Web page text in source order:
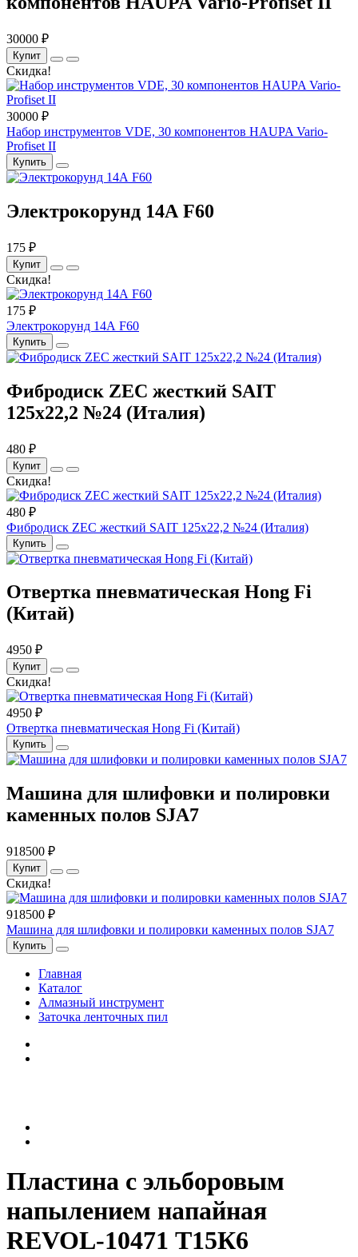
30000 ₽
Купит
Скидка!
30000 ₽
Набор инструментов VDE, 30 компонентов HAUPA Vario-
Profiset II
Купить
Электрокорунд 14А F60
175 ₽
Купит
Скидка!
175 ₽
Электрокорунд 14А F60
Купить
Фибродиск ZEC жесткий SAIT
125х22,2 №24 (Италия)
480 ₽
Купит
Скидка!
480 ₽
Фибродиск ZEC жесткий SAIT 125х22,2 №24 (Италия)
Купить
Отвертка пневматическая Hong Fi
(Китай)
4950 ₽
Купит
Скидка!
4950 ₽
Отвертка пневматическая Hong Fi (Китай)
Купить
Машина для шлифовки и полировки
каменных полов SJA7
918500 ₽
Купит
Скидка!
918500 ₽
Машина для шлифовки и полировки каменных полов SJA7
Купить
Главная
Каталог
Алмазный инструмент
Заточка ленточных пил
Пластина с эльборовым
напылением напайная
REVOL-10471 Т15К6